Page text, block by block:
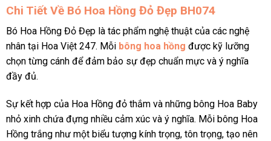
Chi Tiết Về Bó Hoa Hồng Đỏ Đẹp BH074
Bó Hoa Hồng Đỏ Đẹp là tác phẩm nghệ thuật của các nghệ
nhân tại Hoa Việt 247. Mỗi bông hoa hồng được kỹ lưỡng
chọn từng cánh để đảm bảo sự đẹp chuẩn mực và ý nghĩa
đầy đủ.
Sự kết hợp của Hoa Hồng đỏ thắm và những bông Hoa Baby
nhỏ xinh chứa đựng nhiều cảm xúc và ý nghĩa. Mỗi bông Hoa
Hồng trắng như một biểu tượng kính trọng, tôn trọng, tạo nên